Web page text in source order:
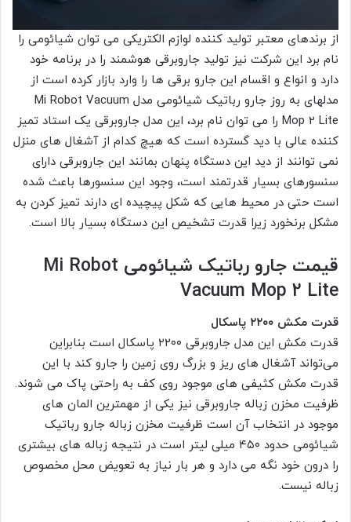
از برندهای معتبر تولید کننده لوازم الکتریکی می توان شیائومی را
نام برد این شرکت نیز تولید جاروبرقی هوشمند را در برنامه خود
دارد و انواع و اقسام این جارو برقی ها را وارد بازار کرده است از
مدلهای به روز جارو رباتیک شیائومی مدل Mi Robot Vacuum
Mop 2 Lite را می توان نام برد، این مدل جاروبرقی یک استاد تمیز
کننده عالی با دید گسترده است که هیچ کدام از آشغال های منزل
نمی توانند از دید این دستگاه پنهان بمانند این جاروبرقی دارای
سنسورهای بسیار قدرتمند است، وجود این سنسورها باعث شده
است حتی در محیط هایی که شکل پیچیده ای دارند تمیز کردن به
مشکل برنخورد زیرا قدرت تشخیص این دستگاه بسیار بالا است.
قیمت جارو رباتیک شیائومی Mi Robot
Vacuum Mop 2 Lite
قدرت مکش ۲۲۰۰ پاسکال
قدرت مکش این مدل جاروبرقی ۲۲۰۰ پاسکال است بنابراین
می‌تواند آشغال های ریز و بزرگ روی زمین را جارو کند با این
قدرت مکش کثیفی های موجود روی کف به راحتی پاک می شوند.
ظرفیت مخزن زباله جاروبرقی نیز یکی از مهمترین المان های
موجود در انتخاب آن است ظرفیت مخزن زباله جارو رباتیک
شیائومی حدود ۴۵۰ میلی لیتر است در نتیجه زباله های بیشتری
را درون خود نگه می دارد و هر بار نیاز به تعویض محل مخصوص
زباله نیست.